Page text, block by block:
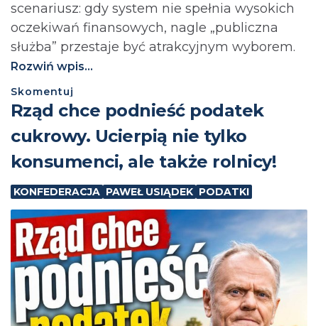
scenariusz: gdy system nie spełnia wysokich
oczekiwań finansowych, nagle „publiczna
służba” przestaje być atrakcyjnym wyborem.
Rozwiń wpis...
Skomentuj
⁨Rząd chce podnieść podatek
cukrowy. Ucierpią nie tylko
konsumenci, ale także rolnicy!
KONFEDERACJA PAWEŁ USIĄDEK PODATKI